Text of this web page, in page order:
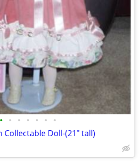
• • • • • • •
Collectable Doll-(21" tall)